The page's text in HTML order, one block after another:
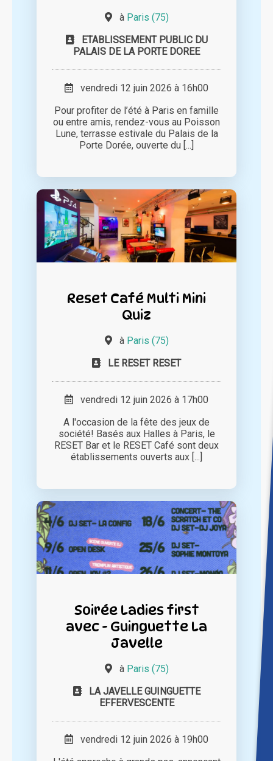
à Paris (75)
ETABLISSEMENT PUBLIC DU
PALAIS DE LA PORTE DOREE
vendredi 12 juin 2026 à 16h00
Pour profiter de l’été à Paris en famille
ou entre amis, rendez-vous au Poisson
Lune, terrasse estivale du Palais de la
Porte Dorée, ouverte du [...]
Reset Café Multi Mini
Quiz
à Paris (75)
LE RESET RESET
vendredi 12 juin 2026 à 17h00
A l'occasion de la fête des jeux de
société! Basés aux Halles à Paris, le
RESET Bar et le RESET Café sont deux
établissements ouverts aux [...]
Soirée Ladies first
avec - Guinguette La
Javelle
à Paris (75)
LA JAVELLE GUINGUETTE
EFFERVESCENTE
vendredi 12 juin 2026 à 19h00